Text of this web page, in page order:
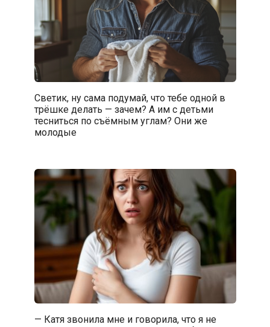
Светик, ну сама подумай, что тебе одной в
трёшке делать — зачем? А им с детьми
тесниться по съёмным углам? Они же
молодые
— Катя звонила мне и говорила, что я не